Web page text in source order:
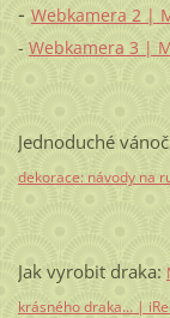
- Webkamera 2 |
- Webkamera 3 |
Jednoduché
dekorace: návody na
Jak vyrobit draka:
krásného draka… |